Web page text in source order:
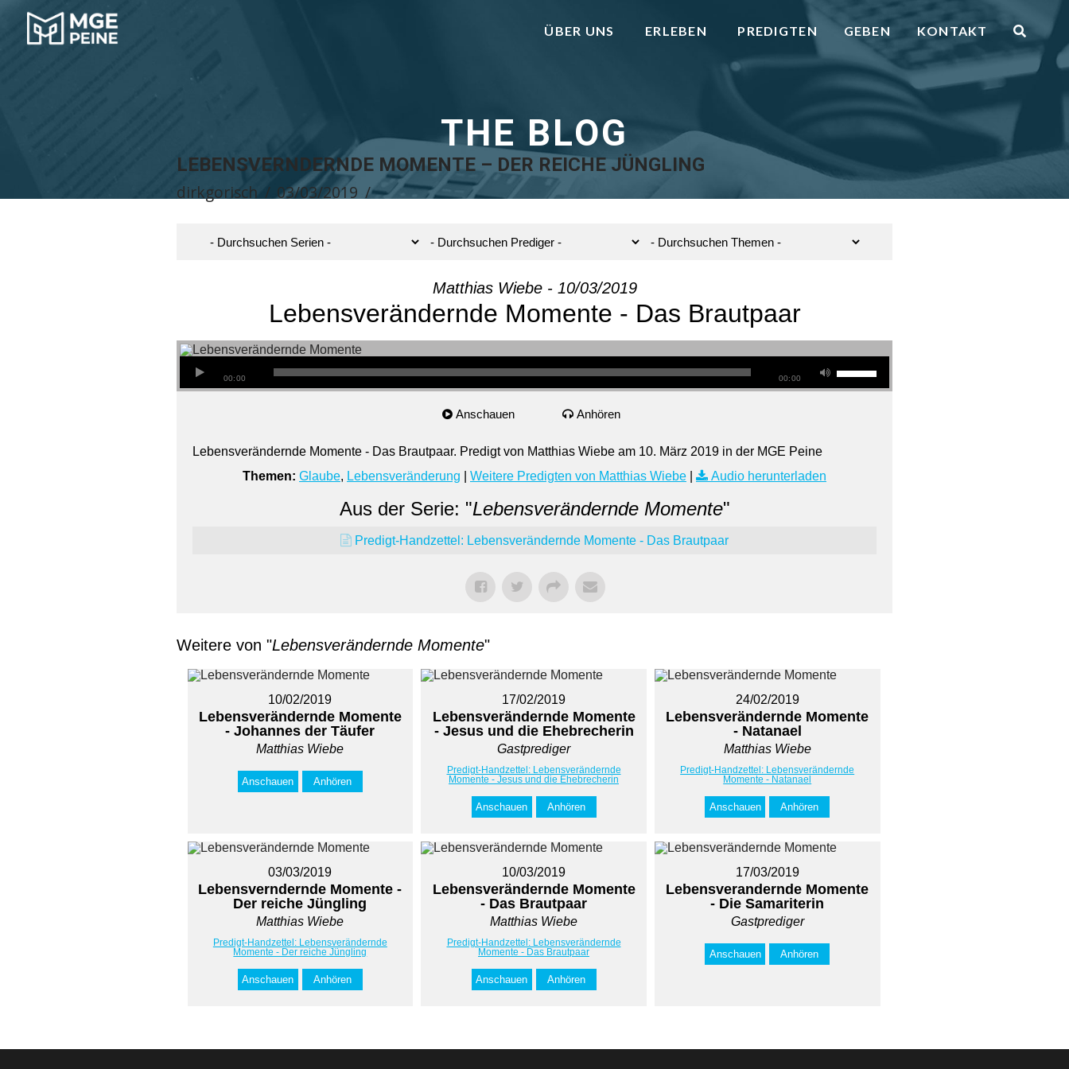
ÜBER UNS ERLEBEN PREDIGTEN GEBEN KONTAKT
THE BLOG
LEBENSVERNDERNDE MOMENTE – DER REICHE JÜNGLING
dirkgorisch 03/03/2019
Matthias Wiebe - 10/03/2019
Lebensverändernde Momente - Das Brautpaar
00:00 00:00
Anschauen Anhören
Lebensverändernde Momente - Das Brautpaar. Predigt von Matthias Wiebe am 10. März 2019 in der MGE Peine
Themen: Glaube, Lebensveränderung Weitere Predigten von Matthias Wiebe Audio herunterladen
Aus der Serie: "Lebensverändernde Momente"
Predigt-Handzettel: Lebensverändernde Momente - Das Brautpaar
Weitere von "Lebensverändernde Momente"
10/02/2019
Lebensverändernde Momente
- Johannes der Täufer
Matthias Wiebe
Anschauen Anhören
17/02/2019
Lebensverändernde Momente
- Jesus und die Ehebrecherin
Gastprediger
Predigt-Handzettel: Lebensverändernde
Momente - Jesus und die Ehebrecherin
Anschauen Anhören
24/02/2019
Lebensverändernde Momente
- Natanael
Matthias Wiebe
Predigt-Handzettel: Lebensverändernde
Momente - Natanael
Anschauen Anhören
03/03/2019
Lebensverndernde Momente -
Der reiche Jüngling
Matthias Wiebe
Predigt-Handzettel: Lebensverändernde
Momente - Der reiche Jüngling
Anschauen Anhören
10/03/2019
Lebensverändernde Momente
- Das Brautpaar
Matthias Wiebe
Predigt-Handzettel: Lebensverändernde
Momente - Das Brautpaar
Anschauen Anhören
17/03/2019
Lebensverandernde Momente
- Die Samariterin
Gastprediger
Anschauen Anhören